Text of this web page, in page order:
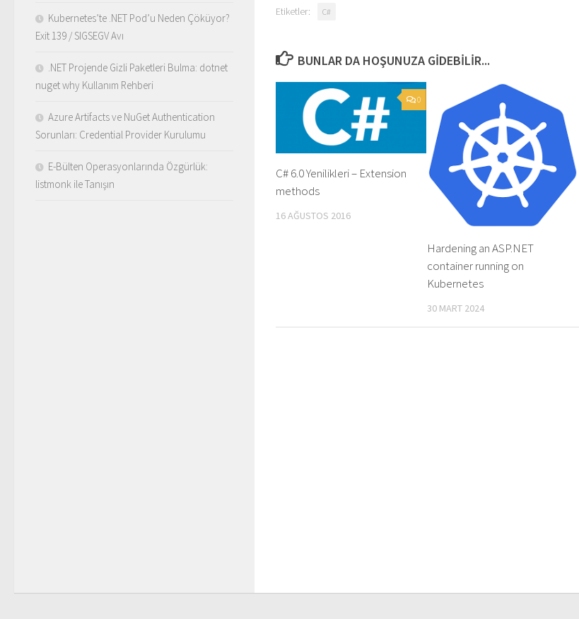
Etiketler: C#
BUNLAR DA HOŞUNUZA GIDEBILIR...
0
C# 6.0 Yenilikleri – Extension
methods
16 AĞUSTOS 2016
Hardening an ASP.NET
container running on
Kubernetes
30 MART 2024
Kubernetes’te .NET Pod’u Neden Çöküyor?
Exit 139 / SIGSEGV Avı
.NET Projende Gizli Paketleri Bulma: dotnet
nuget why Kullanım Rehberi
Azure Artifacts ve NuGet Authentication
Sorunları: Credential Provider Kurulumu
E-Bülten Operasyonlarında Özgürlük:
listmonk ile Tanışın